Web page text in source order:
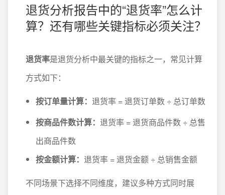
退货分析报告中的“退货率”怎么计
算？还有哪些关键指标必须关注？
退货率是退货分析中最关键的指标之一，常见计算
方式如下：
按订单量计算： 退货率 = 退货订单数 ÷ 总订单数
按商品件数计算： 退货率 = 退货商品件数 ÷ 总售
出商品件数
按金额计算： 退货率 = 退货金额 ÷ 总销售金额
不同场景下选择不同维度，建议多种方式同时展